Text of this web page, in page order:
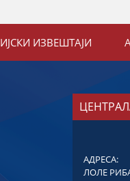
ИЗВЕШТАЈИ
АДРЕСА:
ЛОЛЕ